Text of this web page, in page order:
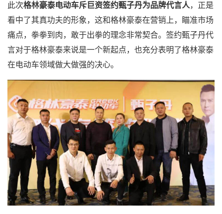
此次格林豪泰电动车斥巨资签约甄子丹为品牌代言人，正是
看中了其真功夫的形象，这和格林豪泰在营销上，瞄准市场
痛点，拳拳到肉，敢于出拳的理念非常契合。签约甄子丹代
言对于格林豪泰来说是一个新起点，也充分表明了格林豪泰
在电动车领域做大做强的决心。